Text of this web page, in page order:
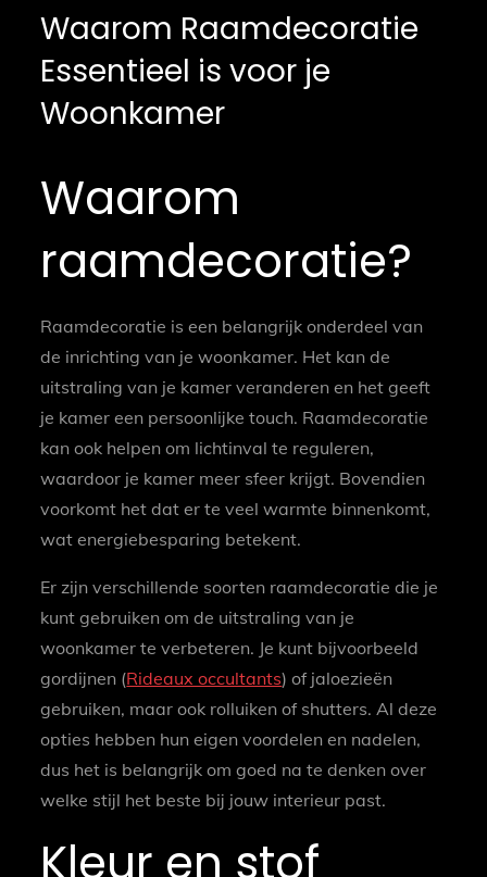
Waarom Raamdecoratie
Essentieel is voor je
Woonkamer
Waarom
raamdecoratie?
Raamdecoratie is een belangrijk onderdeel van
de inrichting van je woonkamer. Het kan de
uitstraling van je kamer veranderen en het geeft
je kamer een persoonlijke touch. Raamdecoratie
kan ook helpen om lichtinval te reguleren,
waardoor je kamer meer sfeer krijgt. Bovendien
voorkomt het dat er te veel warmte binnenkomt,
wat energiebesparing betekent.
Er zijn verschillende soorten raamdecoratie die je
kunt gebruiken om de uitstraling van je
woonkamer te verbeteren. Je kunt bijvoorbeeld
gordijnen (Rideaux occultants) of jaloezieën
gebruiken, maar ook rolluiken of shutters. Al deze
opties hebben hun eigen voordelen en nadelen,
dus het is belangrijk om goed na te denken over
welke stijl het beste bij jouw interieur past.
Kleur en stof